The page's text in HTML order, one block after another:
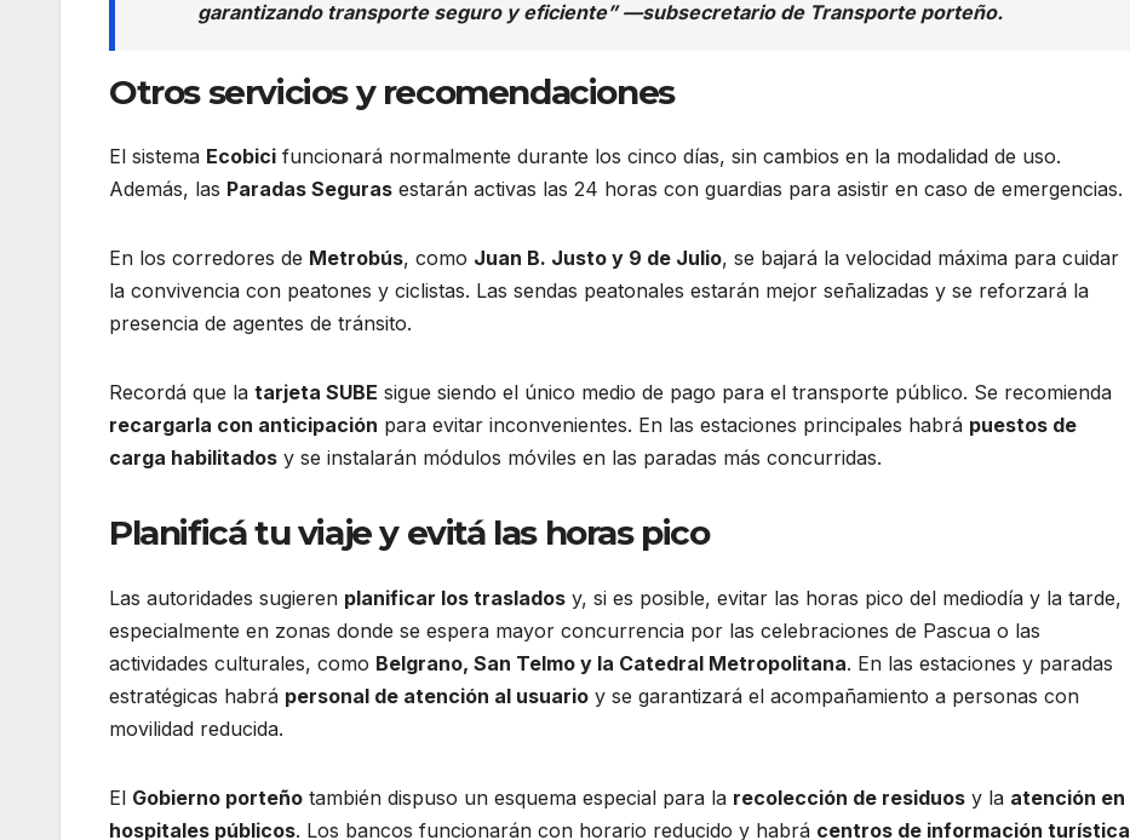
garantizando transporte seguro y eficiente” —subsecretario de Transporte porteño.
Otros servicios y recomendaciones
El sistema Ecobici funcionará normalmente durante los cinco días, sin cambios en la modalidad de uso.
Además, las Paradas Seguras estarán activas las 24 horas con guardias para asistir en caso de emergencias.
En los corredores de Metrobús, como Juan B. Justo y 9 de Julio, se bajará la velocidad máxima para cuidar
la convivencia con peatones y ciclistas. Las sendas peatonales estarán mejor señalizadas y se reforzará la
presencia de agentes de tránsito.
Recordá que la tarjeta SUBE sigue siendo el único medio de pago para el transporte público. Se recomienda
recargarla con anticipación para evitar inconvenientes. En las estaciones principales habrá puestos de
carga habilitados y se instalarán módulos móviles en las paradas más concurridas.
Planificá tu viaje y evitá las horas pico
Las autoridades sugieren planificar los traslados y, si es posible, evitar las horas pico del mediodía y la tarde,
especialmente en zonas donde se espera mayor concurrencia por las celebraciones de Pascua o las
actividades culturales, como Belgrano, San Telmo y la Catedral Metropolitana. En las estaciones y paradas
estratégicas habrá personal de atención al usuario y se garantizará el acompañamiento a personas con
movilidad reducida.
El Gobierno porteño también dispuso un esquema especial para la recolección de residuos y la atención en
hospitales públicos. Los bancos funcionarán con horario reducido y habrá centros de información turística